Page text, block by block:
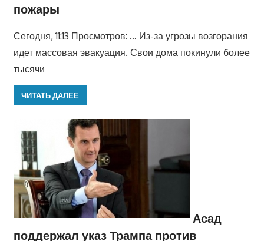
пожары
Сегодня, 11:13 Просмотров: … Из-за угрозы возгорания
идет массовая эвакуация. Свои дома покинули более
тысячи
ЧИТАТЬ ДАЛЕЕ
Асад
поддержал указ Трампа против